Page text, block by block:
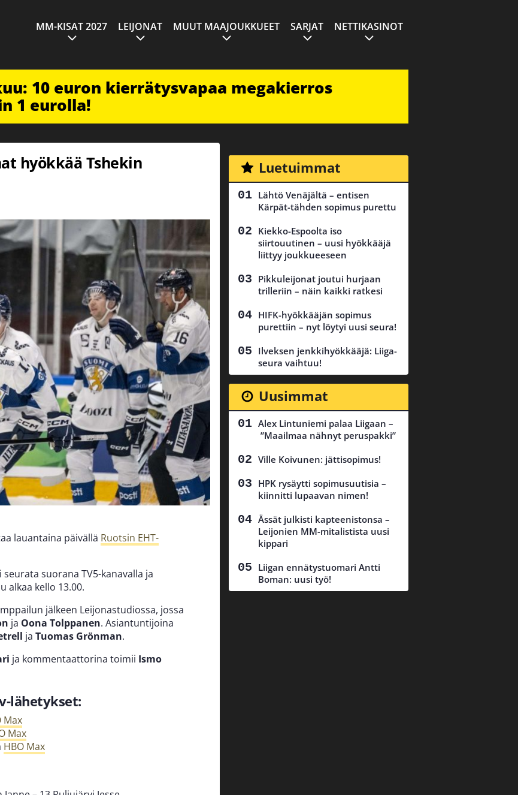
MM-KISAT 2027 LEIJONAT MUUT MAAJOUKKUEET SARJAT NETTIKASINOT
10 euron kierrätysvapaa megakierros
1 eurolla!
hyökkää Tshekin
lauantaina päivällä Ruotsin EHT-
suorana TV5-kanavalla ja
alkaa kello 13.00.
jälkeen Leijonastudiossa, jossa
ja Oona Tolppanen. Asiantuntijoina
ja Tuomas Grönman.
ja kommentaattorina toimii Ismo
lähetykset:
Max
Max
HBO Max
Luetuimmat
Lähtö Venäjältä – entisen
Kärpät-tähden sopimus purettu
Kiekko-Espoolta iso
siirtouutinen – uusi hyökkääjä
liittyy joukkueeseen
Pikkuleijonat joutui hurjaan
trilleriin – näin kaikki ratkesi
HIFK-hyökkääjän sopimus
purettiin – nyt löytyi uusi seura!
Ilveksen jenkkihyökkääjä: Liiga-
seura vaihtuu!
Uusimmat
Alex Lintuniemi palaa Liigaan –
”Maailmaa nähnyt peruspakki”
Ville Koivunen: jättisopimus!
HPK rysäytti sopimusuutisia –
kiinnitti lupaavan nimen!
Ässät julkisti kapteenistonsa –
Leijonien MM-mitalistista uusi
kippari
Liigan ennätystuomari Antti
Boman: uusi työ!